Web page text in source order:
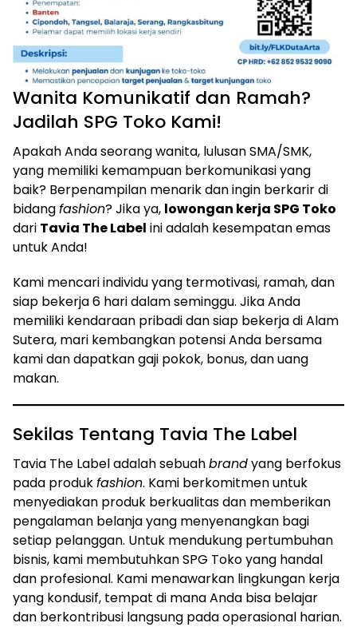
Wanita Komunikatif dan Ramah?
Jadilah SPG Toko Kami!
Apakah Anda seorang wanita, lulusan SMA/SMK,
yang memiliki kemampuan berkomunikasi yang
baik? Berpenampilan menarik dan ingin berkarir di
bidangfashion? Jika ya, lowongan kerja SPG Toko
dari Tavia The Label ini adalah kesempatan emas
untuk Anda!
Kami mencari individu yang termotivasi, ramah, dan
siap bekerja 6 hari dalam seminggu. Jika Anda
memiliki kendaraan pribadi dan siap bekerja di Alam
Sutera, mari kembangkan potensi Anda bersama
kami dan dapatkan gaji pokok, bonus, dan uang
makan.
Sekilas Tentang Tavia The Label
Tavia The Label adalah sebuahbrandyang berfokus
pada produkfashion. Kami berkomitmen untuk
menyediakan produk berkualitas dan memberikan
pengalaman belanja yang menyenangkan bagi
setiap pelanggan. Untuk mendukung pertumbuhan
bisnis, kami membutuhkan SPG Toko yang handal
dan profesional. Kami menawarkan lingkungan kerja
yang kondusif, tempat di mana Anda bisa belajar
dan berkontribusi langsung pada operasional harian.